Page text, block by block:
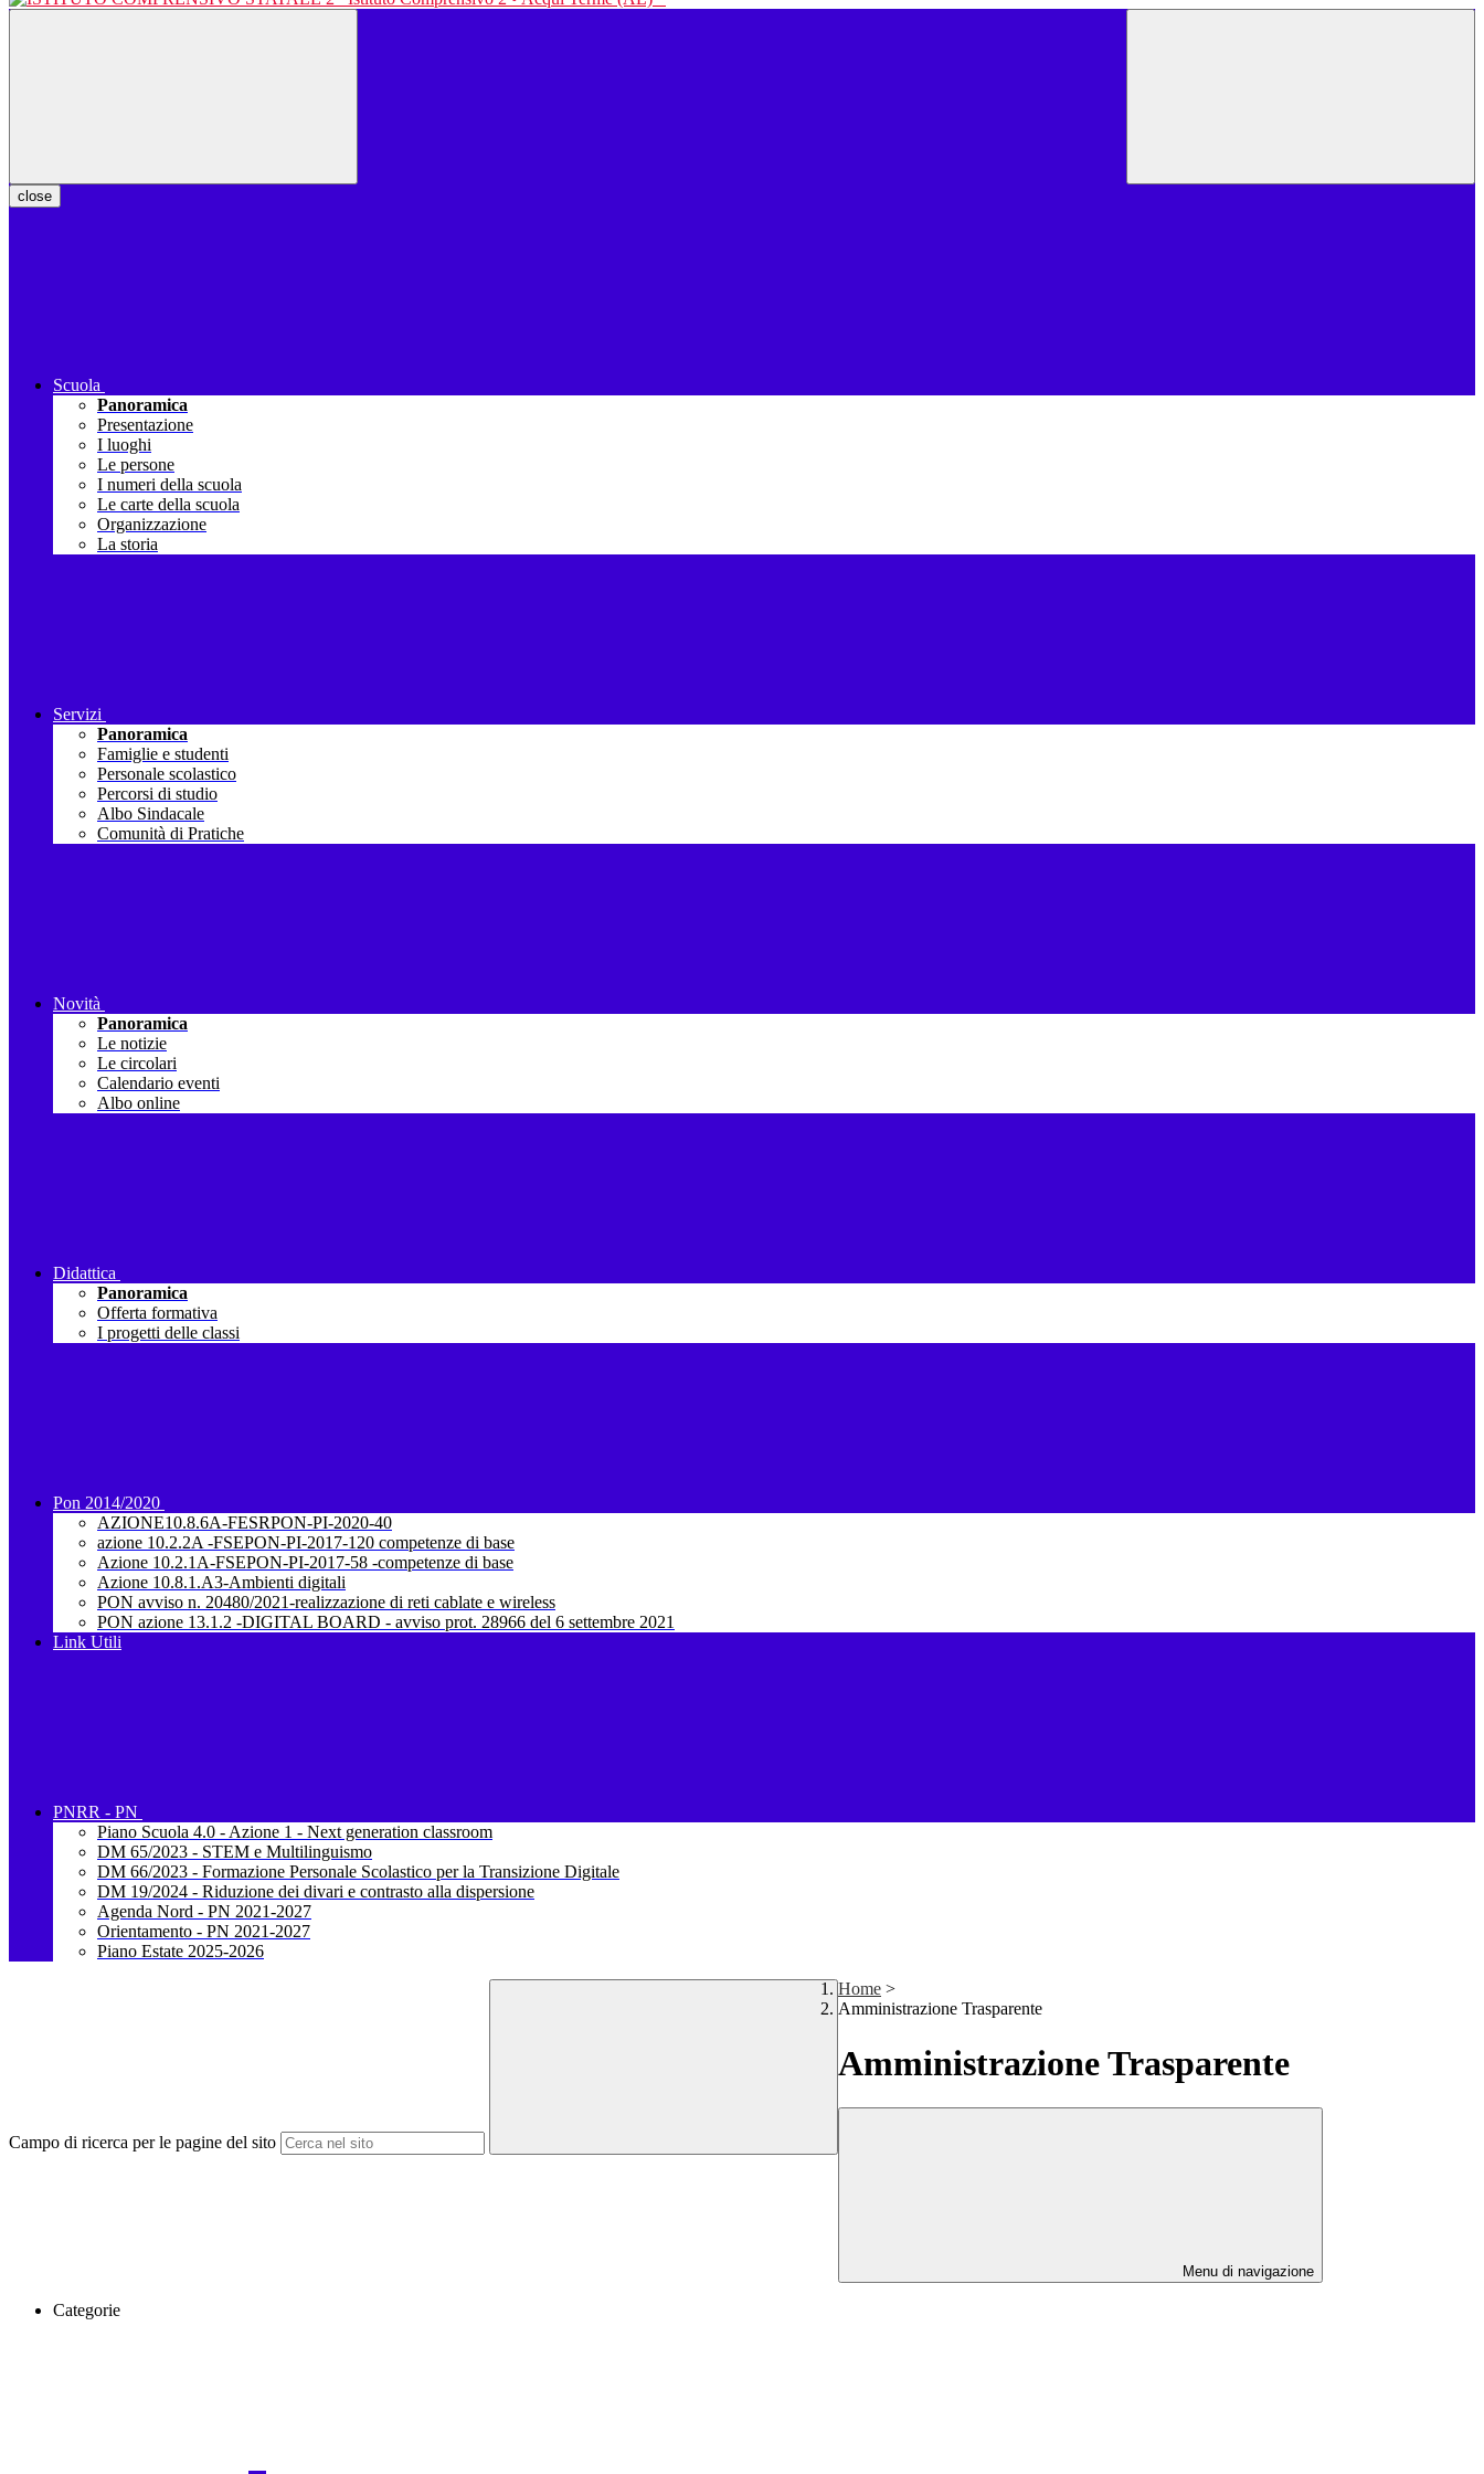
close
Scuola
Panoramica
Presentazione
I luoghi
Le persone
I numeri della scuola
Le carte della scuola
Organizzazione
La storia
Servizi
Panoramica
Famiglie e studenti
Personale scolastico
Percorsi di studio
Albo Sindacale
Comunità di Pratiche
Novità
Panoramica
Le notizie
Le circolari
Calendario eventi
Albo online
Didattica
Panoramica
Offerta formativa
I progetti delle classi
Pon 2014/2020
AZIONE10.8.6A-FESRPON-PI-2020-40
azione 10.2.2A -FSEPON-PI-2017-120 competenze di base
Azione 10.2.1A-FSEPON-PI-2017-58 -competenze di base
Azione 10.8.1.A3-Ambienti digitali
PON avviso n. 20480/2021-realizzazione di reti cablate e wireless
PON azione 13.1.2 -DIGITAL BOARD - avviso prot. 28966 del 6 settembre 2021
Link Utili
PNRR - PN
Piano Scuola 4.0 - Azione 1 - Next generation classroom
DM 65/2023 - STEM e Multilinguismo
DM 66/2023 - Formazione Personale Scolastico per la Transizione Digitale
DM 19/2024 - Riduzione dei divari e contrasto alla dispersione
Agenda Nord - PN 2021-2027
Orientamento - PN 2021-2027
Piano Estate 2025-2026
Campo di ricerca per le pagine del sito
Home >
Amministrazione Trasparente
Amministrazione Trasparente
Menu di navigazione
Categorie